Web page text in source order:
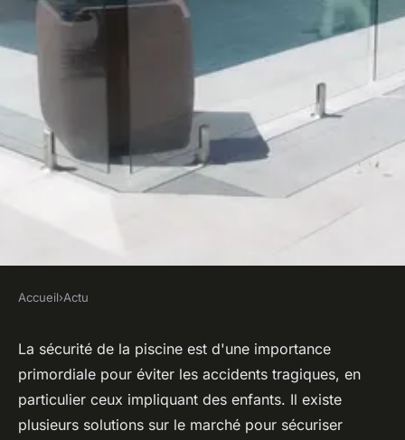
Quelles sont meilleures les
solutions pour sécuriser sa
piscine ?
Accueil›Actu
La sécurité de la piscine est d'une importance
primordiale pour éviter les accidents tragiques, en
particulier ceux impliquant des enfants. Il existe
plusieurs solutions sur le marché pour sécuriser